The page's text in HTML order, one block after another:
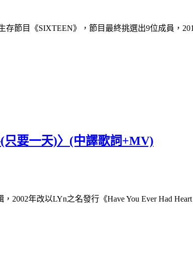
目《SIXTEEN》，節目最終挑選出9位成員，
只要一天)〉(中譯歌詞+MV)
年改以LYn之名發行《Have You Ever Had